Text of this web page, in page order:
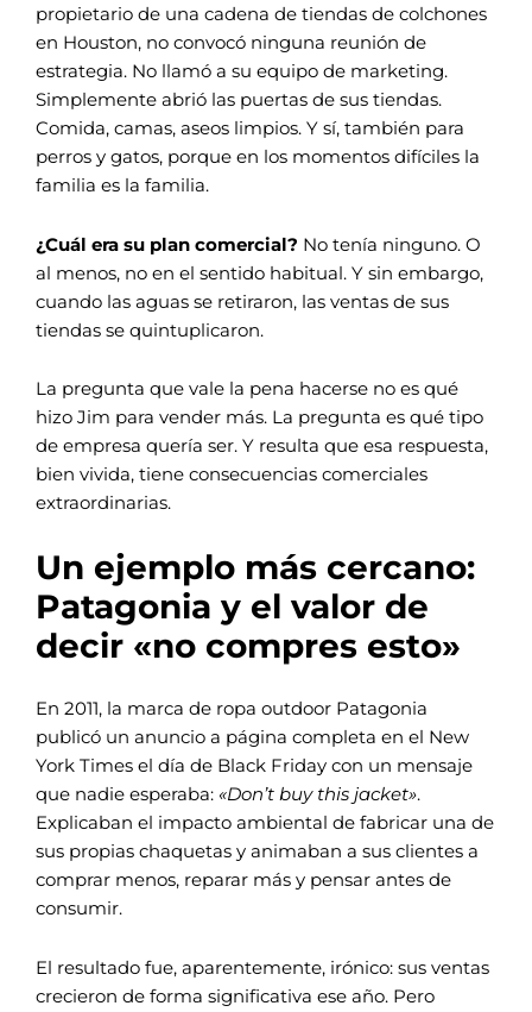
propietario de una cadena de tiendas de colchones
en Houston, no convocó ninguna reunión de
estrategia. No llamó a su equipo de marketing.
Simplemente abrió las puertas de sus tiendas.
Comida, camas, aseos limpios. Y sí, también para
perros y gatos, porque en los momentos difíciles la
familia es la familia.
¿Cuál era su plan comercial? No tenía ninguno. O
al menos, no en el sentido habitual. Y sin embargo,
cuando las aguas se retiraron, las ventas de sus
tiendas se quintuplicaron.
La pregunta que vale la pena hacerse no es qué
hizo Jim para vender más. La pregunta es qué tipo
de empresa quería ser. Y resulta que esa respuesta,
bien vivida, tiene consecuencias comerciales
extraordinarias.
Un ejemplo más cercano:
Patagonia y el valor de
decir «no compres esto»
En 2011, la marca de ropa outdoor Patagonia
publicó un anuncio a página completa en el New
York Times el día de Black Friday con un mensaje
que nadie esperaba: «Don’t buy this jacket».
Explicaban el impacto ambiental de fabricar una de
sus propias chaquetas y animaban a sus clientes a
comprar menos, reparar más y pensar antes de
consumir.
El resultado fue, aparentemente, irónico: sus ventas
crecieron de forma significativa ese año. Pero